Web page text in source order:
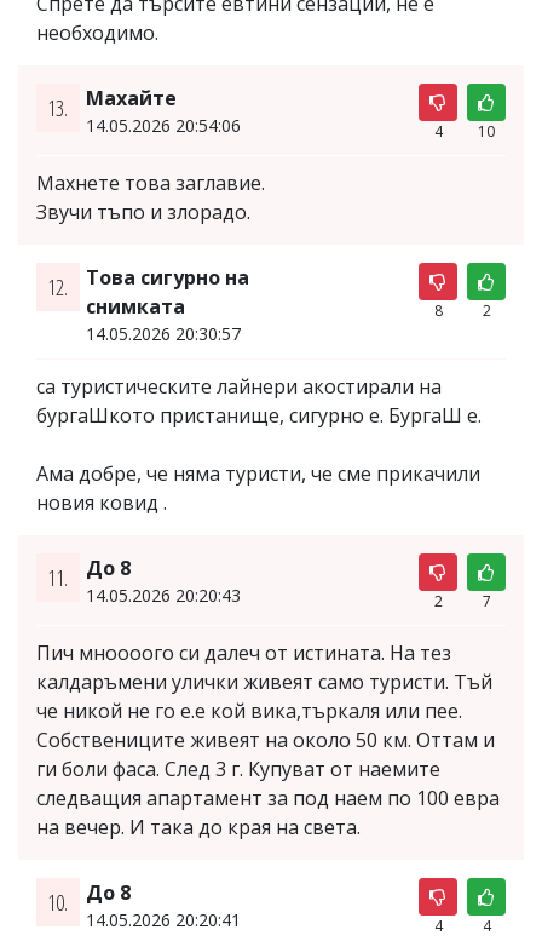
необходимо.
13. Махайте
14.05.2026 20:54:06 4 10
Махнете това заглавие.
Звучи тъпо и злорадо.
12.
Това сигурно на
снимката
14.05.2026 20:30:57
8 2
са туристическите лайнери акостирали на
бургаШкото пристанище, сигурно е. БургаШ е.
Ама добре, че няма туристи, че сме прикачили
новия ковид .
11. До 8
14.05.2026 20:20:43 2 7
Пич мноооого си далеч от истината. На тез
калдаръмени улички живеят само туристи. Тъй
че никой не го е.е кой вика,търкаля или пее.
Собствениците живеят на около 50 км. Оттам и
ги боли фаса. След 3 г. Купуват от наемите
следващия апартамент за под наем по 100 евра
на вечер. И така до края на света.
10. До 8
14.05.2026 20:20:41 4 4